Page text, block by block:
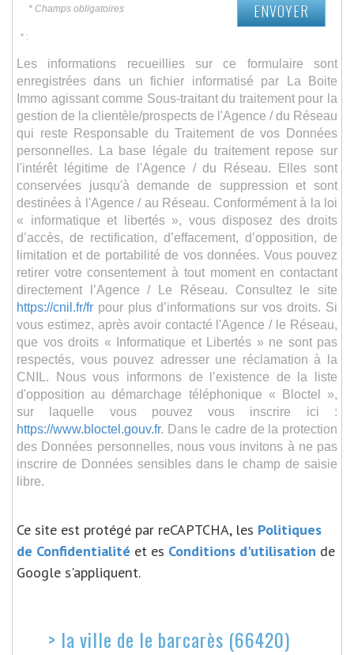
* Champs obligatoires ENVOYER
* :
Les informations recueillies sur ce formulaire sont
enregistrées dans un fichier informatisé par La Boite
Immo agissant comme Sous-traitant du traitement pour la
gestion de la clientèle/prospects de l'Agence / du Réseau
qui reste Responsable du Traitement de vos Données
personnelles. La base légale du traitement repose sur
l'intérêt légitime de l'Agence / du Réseau. Elles sont
conservées jusqu'à demande de suppression et sont
destinées à l'Agence / au Réseau. Conformément à la loi
« informatique et libertés », vous disposez des droits
d’accès, de rectification, d’effacement, d’opposition, de
limitation et de portabilité de vos données. Vous pouvez
retirer votre consentement à tout moment en contactant
directement l’Agence / Le Réseau. Consultez le site
https://cnil.fr/fr pour plus d’informations sur vos droits. Si
vous estimez, après avoir contacté l'Agence / le Réseau,
que vos droits « Informatique et Libertés » ne sont pas
respectés, vous pouvez adresser une réclamation à la
CNIL. Nous vous informons de l’existence de la liste
d'opposition au démarchage téléphonique « Bloctel »,
sur laquelle vous pouvez vous inscrire ici :
https://www.bloctel.gouv.fr. Dans le cadre de la protection
des Données personnelles, nous vous invitons à ne pas
inscrire de Données sensibles dans le champ de saisie
libre.
Ce site est protégé par reCAPTCHA, les Politiques
de Confidentialité et es Conditions d'utilisation de
Google s'appliquent.
> la ville de le barcarès (66420)